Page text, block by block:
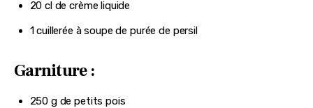
20 cl de crème liquide
1 cuillerée à soupe de purée de persil
Garniture :
250 g de petits pois